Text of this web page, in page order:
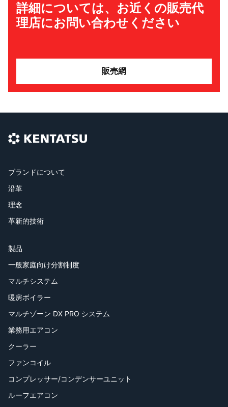
詳細については、お近くの販売代
理店にお問い合わせください
販売網
ブランドについて
沿革
理念
革新的技術
製品
一般家庭向け分割制度
マルチシステム
暖房ボイラー
マルチゾーン DX PRO システム
業務用エアコン
クーラー
ファンコイル
コンプレッサー/コンデンサーユニット
ルーフエアコン